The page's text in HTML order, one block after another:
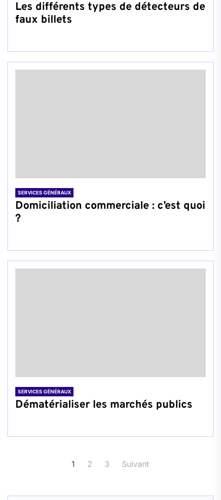
Les différents types de détecteurs de
faux billets
SERVICES GÉNÉRAUX
Domiciliation commerciale : c’est quoi
?
SERVICES GÉNÉRAUX
Dématérialiser les marchés publics
publications
1 2 3 Suivant